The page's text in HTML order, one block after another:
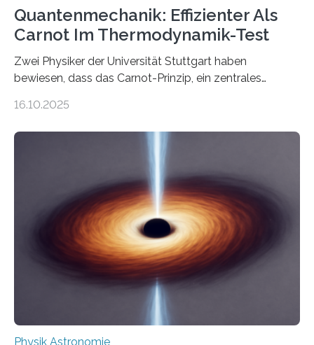
Quantenmechanik: Effizienter Als
Carnot Im Thermodynamik-Test
Zwei Physiker der Universität Stuttgart haben
bewiesen, dass das Carnot-Prinzip, ein zentrales
Größenordnung von Atomen gilt, deren physikalische
Quantenmotoren voranbringen. Das
Wissenschaftsjournal Science Advances veröffentlichte
die Herleitung. (DOI: 10.1126/sciadv.adw8462)
Verbrennungsmotoren oder Dampfturbinen sind
Wärmekraftmaschinen: Sie wandeln thermische
Energie in mechanische Bewegung um – oder anders
ausgedrückt, Wärme in Bewegung. In
quantenmechanischen Experimenten ist es in den…
16.10.2025
Physik Astronomie